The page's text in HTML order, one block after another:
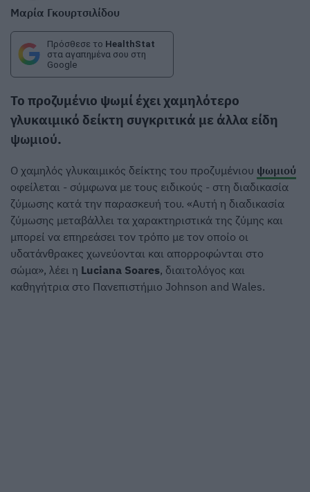
Μαρία Γκουρτσιλίδου
Πρόσθεσε το HealthStat
στα αγαπημένα σου στη
Google
Το προζυμένιο ψωμί έχει χαμηλότερο
γλυκαιμικό δείκτη συγκριτικά με άλλα είδη
ψωμιού.
Ο χαμηλός γλυκαιμικός δείκτης του προζυμένιου ψωμιού
οφείλεται - σύμφωνα με τους ειδικούς - στη διαδικασία
ζύμωσης κατά την παρασκευή του. «Αυτή η διαδικασία
ζύμωσης μεταβάλλει τα χαρακτηριστικά της ζύμης και
μπορεί να επηρεάσει τον τρόπο με τον οποίο οι
υδατάνθρακες χωνεύονται και απορροφώνται στο
σώμα», λέει η Luciana Soares, διαιτολόγος και
καθηγήτρια στο Πανεπιστήμιο Johnson and Wales.